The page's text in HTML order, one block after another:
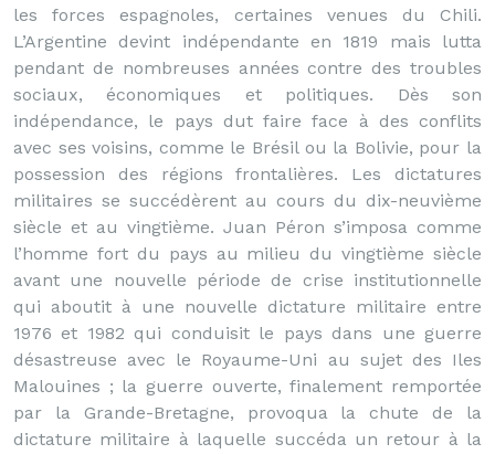
les forces espagnoles, certaines venues du Chili.
L’Argentine devint indépendante en 1819 mais lutta
pendant de nombreuses années contre des troubles
sociaux, économiques et politiques. Dès son
indépendance, le pays dut faire face à des conflits
avec ses voisins, comme le Brésil ou la Bolivie, pour la
possession des régions frontalières. Les dictatures
militaires se succédèrent au cours du dix-neuvième
siècle et au vingtième. Juan Péron s’imposa comme
l’homme fort du pays au milieu du vingtième siècle
avant une nouvelle période de crise institutionnelle
qui aboutit à une nouvelle dictature militaire entre
1976 et 1982 qui conduisit le pays dans une guerre
désastreuse avec le Royaume-Uni au sujet des Iles
Malouines ; la guerre ouverte, finalement remportée
par la Grande-Bretagne, provoqua la chute de la
dictature militaire à laquelle succéda un retour à la